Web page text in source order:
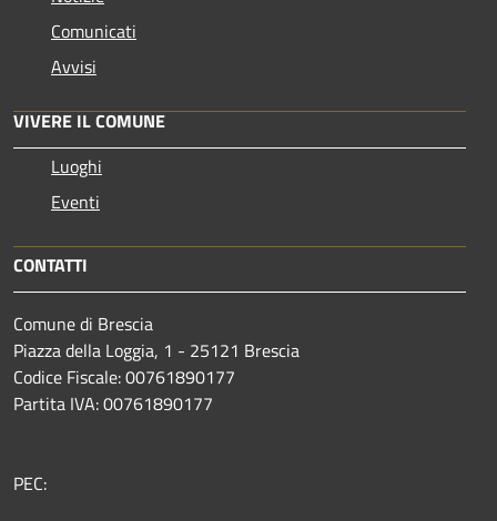
Comunicati
Avvisi
VIVERE IL COMUNE
Luoghi
Eventi
CONTATTI
Comune di Brescia
Piazza della Loggia, 1 - 25121 Brescia
Codice Fiscale: 00761890177
Partita IVA: 00761890177
PEC: